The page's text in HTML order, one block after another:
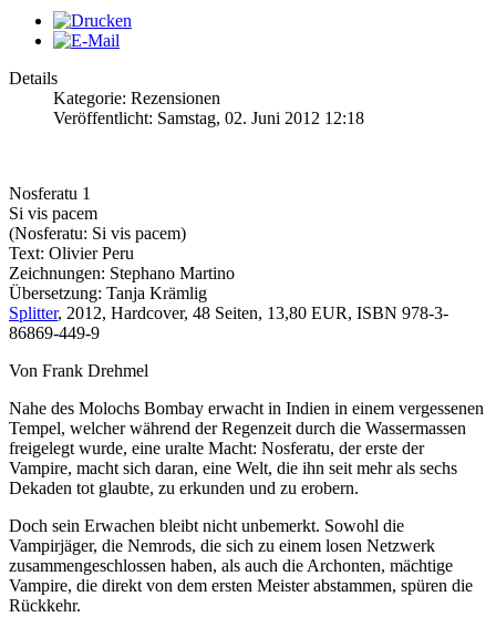
Details
Kategorie: Rezensionen
Veröffentlicht: Samstag, 02. Juni 2012 12:18
Nosferatu 1
Si vis pacem
(Nosferatu: Si vis pacem)
Text: Olivier Peru
Zeichnungen: Stephano Martino
Übersetzung: Tanja Krämlig
Splitter, 2012, Hardcover, 48 Seiten, 13,80 EUR, ISBN 978-3-
86869-449-9
Von Frank Drehmel
Nahe des Molochs Bombay erwacht in Indien in einem vergessenen
Tempel, welcher während der Regenzeit durch die Wassermassen
freigelegt wurde, eine uralte Macht: Nosferatu, der erste der
Vampire, macht sich daran, eine Welt, die ihn seit mehr als sechs
Dekaden tot glaubte, zu erkunden und zu erobern.
Doch sein Erwachen bleibt nicht unbemerkt. Sowohl die
Vampirjäger, die Nemrods, die sich zu einem losen Netzwerk
zusammengeschlossen haben, als auch die Archonten, mächtige
Vampire, die direkt von dem ersten Meister abstammen, spüren die
Rückkehr.